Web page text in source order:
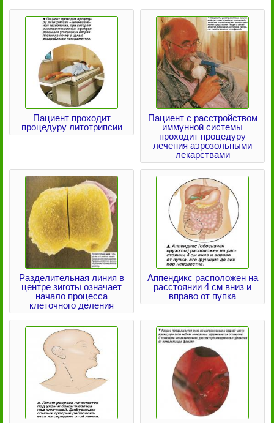
Пациент проходит
процедуру литотрипсии
Пациент с расстройством
иммунной системы
проходит процедуру
лечения аэрозольными
лекарствами
Разделительная линия в
центре зиготы означает
начало процесса
клеточного деления
Аппендикс расположен на
расстоянии 4 см вниз и
вправо от пупка